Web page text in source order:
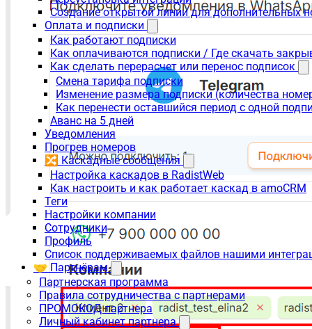
Создание открытой линии для дополнительных
Оплата и подписки
Как работают подписки
Как оплачиваются подписки / Где скачать
Как сделать перерасчет или перенос подписок
Смена тарифа подписки
Изменение размера подписки (количества
Как перенести оставшийся период с одной
Аванс на 5 дней
Уведомления
Прогрев номеров
🔀 Каскадные сообщения
Настройка каскадов в RadistWeb
Как настроить и как работает каскад в amoCRM
Теги
Настройки компании
Сотрудники
Профиль
Список поддерживаемых файлов нашими
🤝 Партнёрам
Партнерская программа
Правила сотрудничества с партнерами
ПРОМОКОД партнера
Личный кабинет партнера